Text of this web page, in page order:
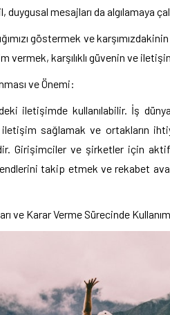
duygusal mesajları da algılamaya
göstermek ve
vermek, karşılıklı güvenin ve
ve Önemi:
iletişimde kullanılabilir. İş
sağlamak ve ortakların
Girişimciler ve şirketler için
takip etmek ve rekabet
ve Karar Verme Sürecinde